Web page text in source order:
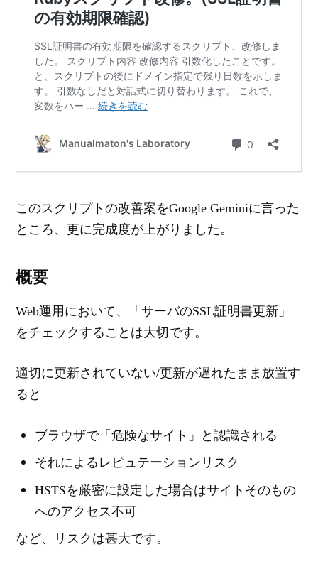
このスクリプトの改善案をGoogle Geminiに言った
ところ、更に完成度が上がりました。
概要
Web運用において、「サーバのSSL証明書更新」
をチェックすることは大切です。
適切に更新されていない/更新が遅れたまま放置す
ると
ブラウザで「危険なサイト」と認識される
それによるレピュテーションリスク
HSTSを厳密に設定した場合はサイトそのもの
へのアクセス不可
など、リスクは甚大です。